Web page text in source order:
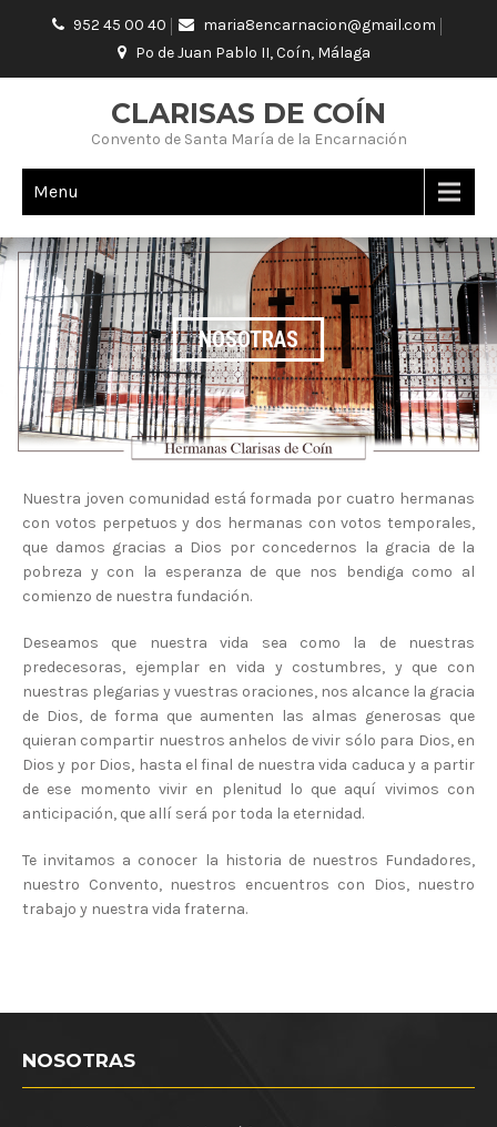
952 45 00 40
maria8encarnacion@gmail.com
Pº de Juan Pablo II, Coín, Málaga
CLARISAS DE COÍN
Convento de Santa María de la Encarnación
Menu
NOSOTRAS
Nuestra joven comunidad está formada por cuatro hermanas
con votos perpetuos y dos hermanas con votos temporales,
que damos gracias a Dios por concedernos la gracia de la
pobreza y con la esperanza de que nos bendiga como al
comienzo de nuestra fundación.
Deseamos que nuestra vida sea como la de nuestras
predecesoras, ejemplar en vida y costumbres, y que con
nuestras plegarias y vuestras oraciones, nos alcance la gracia
de Dios, de forma que aumenten las almas generosas que
quieran compartir nuestros anhelos de vivir sólo para Dios, en
Dios y por Dios, hasta el final de nuestra vida caduca y a partir
de ese momento vivir en plenitud lo que aquí vivimos con
anticipación, que allí será por toda la eternidad.
Te invitamos a conocer la historia de nuestros Fundadores,
nuestro Convento, nuestros encuentros con Dios, nuestro
trabajo y nuestra vida fraterna.
NOSOTRAS